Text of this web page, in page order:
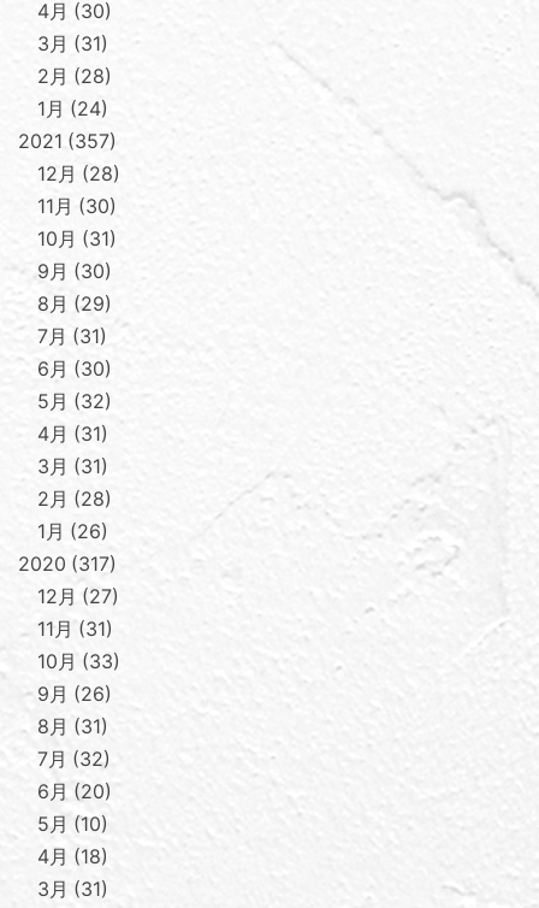
4月
30
3月
31
2月
28
1月
24
2021 357
12月
28
11月
30
10月
31
9月
30
8月
29
7月
31
6月
30
5月
32
4月
31
3月
31
2月
28
1月
26
2020 317
12月
27
11月
31
10月
33
9月
26
8月
31
7月
32
6月
20
5月
10
4月
18
3月
31